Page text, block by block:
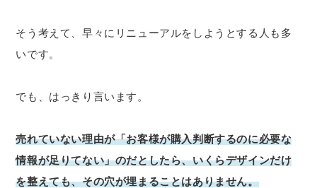
そう考えて、早々にリニューアルをしようとする人も多
いです。
でも、はっきり言います。
売れていない理由が「お客様が購入判断するのに必要な
情報が足りてない」のだとしたら、いくらデザインだけ
を整えても、その穴が埋まることはありません。